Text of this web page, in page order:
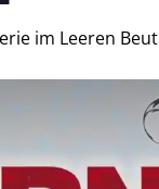
im Leeren